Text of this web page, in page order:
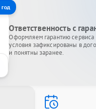
год
Ответственность с
Оформляем гарантию
условия зафиксированы в
и понятны заранее.